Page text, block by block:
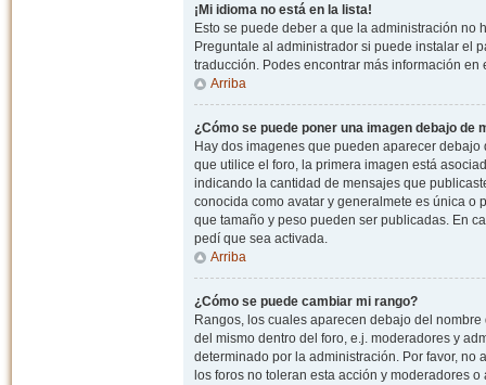
¡Mi idioma no está en la lista!
Esto se puede deber a que la administración no
Preguntale al administrador si puede instalar el
traducción. Podes encontrar más información
Arriba
¿Cómo se puede poner una imagen debajo de
Hay dos imagenes que pueden aparecer
que utilice el foro, la primera imagen está
indicando la cantidad de mensajes que
conocida como avatar y generalmete es única o
que tamaño y peso pueden ser publicadas. En
pedí que sea activada.
Arriba
¿Cómo se puede cambiar mi rango?
Rangos, los cuales aparecen debajo del
del mismo dentro del foro, e.j. moderadores y
determinado por la administración. Por favor,
los foros no toleran esta acción y moderadores